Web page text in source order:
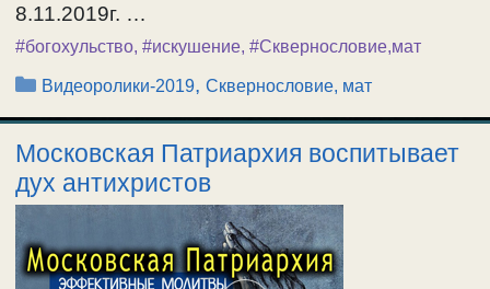
8.11.2019г. …
#богохульство, #искушение, #Сквернословие,мат
Рубрики
Видеоролики-2019,Сквернословие, мат
Московская Патриархия воспитывает
дух антихристов